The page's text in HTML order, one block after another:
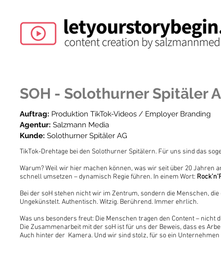
SOH - Solothurner Spitäler
Auftrag: Produktion TikTok-Videos / Employer Branding
Agentur: Salzmann Media
Kunde: Solothurner Spitäler AG
TikTok-Drehtage bei den Solothurner Spitälern. Für uns sind das
Warum? Weil wir hier machen können, was wir seit über 20
schnell umsetzen – dynamisch Regie führen. In einem Wort:
Bei der soH stehen nicht wir im Zentrum, sondern die Menschen,
Ungekünstelt. Authentisch. Witzig. Berührend. Immer ehrlich.
Was uns besonders freut: Die Menschen tragen den Content – nicht
Die Zusammenarbeit mit der soH ist für uns der Beweis, dass es
Auch hinter der Kamera. Und wir sind stolz, für so ein Unternehmen